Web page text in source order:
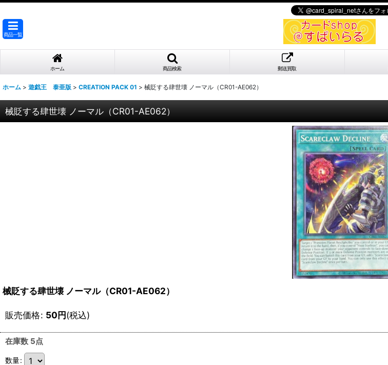
商品一覧
ホーム 商品検索 郵送買取
ホーム > 遊戯王 泰亜版 > CREATION PACK 01 > 械貶する肆世壊 ノーマル（CR01-AE062）
械貶する肆世壊 ノーマル（CR01-AE062）
械貶する肆世壊 ノーマル（CR01-AE062）
販売価格: 50円(税込)
在庫数 5点
数量: